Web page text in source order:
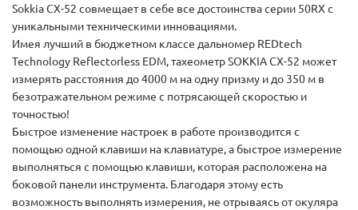
Sokkia CX-52 совмещает в себе все достоинства серии 50RX с
уникальными техническими инновациями.
Имея лучший в бюджетном классе дальномер REDtech
Technology Reflectorless EDM, тахеометр SOKKIA CX-52 может
измерять расстояния до 4000 м на одну призму и до 350 м в
безотражательном режиме с потрясающей скоростью и
точностью!
Быстрое изменение настроек в работе производится с
помощью одной клавиши на клавиатуре, а быстрое измерение
выполняться с помощью клавиши, которая расположена на
боковой панели инструмента. Благодаря этому есть
возможность выполнять измерения, не отрываясь от окуляра